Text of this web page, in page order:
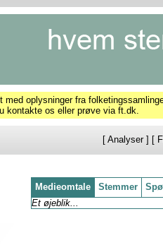
oplysninger fra
kontakte os eller prøve via ft.dk.
[ Analyser] [
Medieomtale Stemmer
Et øjeblik...